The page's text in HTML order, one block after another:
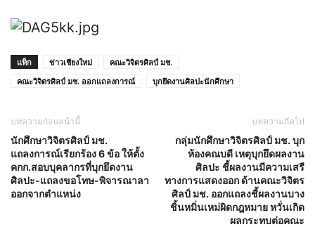
แท็ก ข่าวเชียงใหม่
คณะวิจิตรศิลป์ มช.
คณะวิจิตรศิลป์ มช. ออกแถลงการณ์
บุกยึดงานศิลปะนักศึกษา
บทความก่อนหน้านี้
นักศึกษาวิจิตรศิลป์ มช.
แถลงการณ์เรียกร้อง 6 ข้อ ให้ตั้ง
คกก.สอบบุคลากรที่บุกยึดงาน
ศิลปะ-แถลงขอโทษ-พิจารณาลา
ออกจากตำแหน่ง
บทความถัดไป
กลุ่มนักศึกษาวิจิตรศิลป์ มช. บุก
ห้องคณบดี เหตุบุกยึดผลงาน
ศิลปะ ชี้ผลงานมีความเสรี
ทางการแสดงออก ด้านคณะวิจิตร
ศิลป์ มช. ออกแถลงชี้ผลงานบาง
ชิ้นหมิ่นเหม่ผิดกฎหมาย หวั่นเกิด
ผลกระทบต่อคณะ